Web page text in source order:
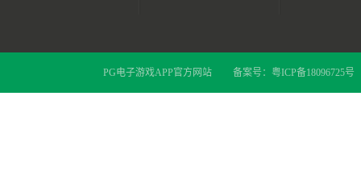
PG电子游戏APP官方网站 备案号： 粤ICP备18096725号